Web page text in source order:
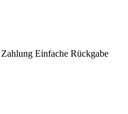
Zahlung Einfache Rückgabe